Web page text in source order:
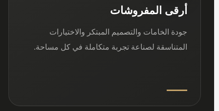
أرقى المفروشات
جودة الخامات والتصميم المبتكر والاختيارات
المتناسقة لصناعة تجربة متكاملة في كل مساحة.